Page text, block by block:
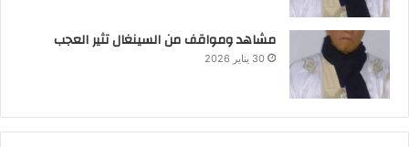
مشاهد ومواقف من السينغال تثير العجب
30 يناير 2026